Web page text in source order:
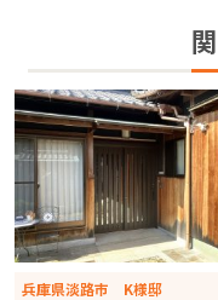
兵庫県淡路市 K様邸